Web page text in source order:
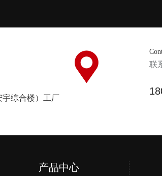
宇综合楼）工厂
联
产品中心